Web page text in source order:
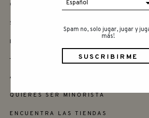
Spam no, solo jugar, jugar y
más!
CONTACTAR
SAY HELLO
INSTAGRAM
AMIGOS
QUIERES SER MINORISTA
ENCUENTRA LAS TIENDAS